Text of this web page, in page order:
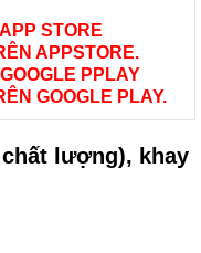
STORE
APPSTORE.
PPLAY
GOOGLE PLAY.
lượng), khay